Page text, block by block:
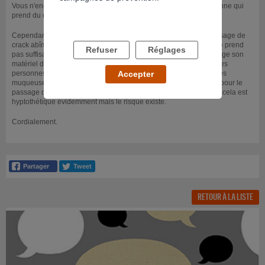
Vous n'encourez pas grand chose à faire l'amour avec une personne qui
prend du crack. Les effets ne se transmettent pas au partenaire.
Cependant vous pouvez vous protéger avec des préservatifs. L'usage de
crack abîme les muqueuses. Il se peut que votre partenaire, s'il ne prend
pas suffisamment de précautions (mais c'est à voir avec lui), partage son
matériel de consommation avec d'autres personnes. Si l'une de ces
personnes est contaminée par le VIH ou le virus de l'hépatite C, les
muqueuses abîmées sont alors des portes d'entrées potentielles pour le
passage de virus et votre partenaire pourrait être contaminé. Tout cela est
hyptothétique évidemment mais le risque existe.
Cordialement.
RETOUR À LA LISTE
Refuser Réglages
Accepter